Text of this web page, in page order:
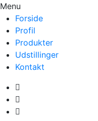
Menu
Forside
Profil
Produkter
Udstillinger
Kontakt